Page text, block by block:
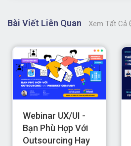
Bài Viết Liên Quan Xem Tất Cả
Webinar UX/UI -
Bạn Phù Hợp Với
Outsourcing Hay